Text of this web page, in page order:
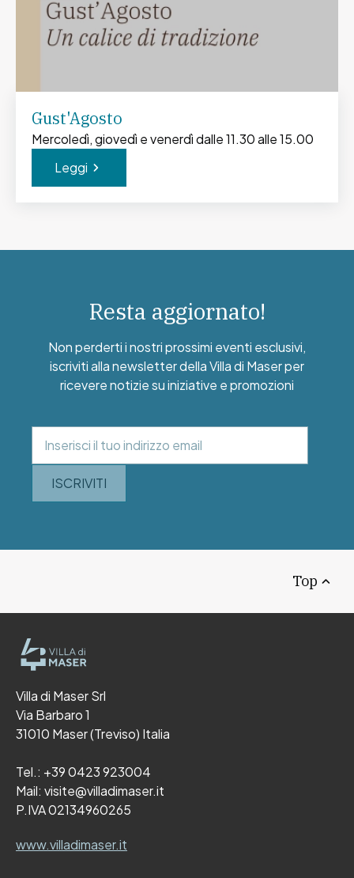
Gust'Agosto
Mercoledì, giovedì e venerdì dalle 11.30 alle 15.00
Leggi
Resta aggiornato!
Non perderti i nostri prossimi eventi esclusivi,
iscriviti alla newsletter della Villa di Maser per
ricevere notizie su iniziative e promozioni
ISCRIVITI
Top
Villa di Maser Srl
Via Barbaro 1
31010 Maser (Treviso) Italia
Tel.: +39 0423 923004
Mail: visite@villadimaser.it
P.IVA 02134960265
www.villadimaser.it